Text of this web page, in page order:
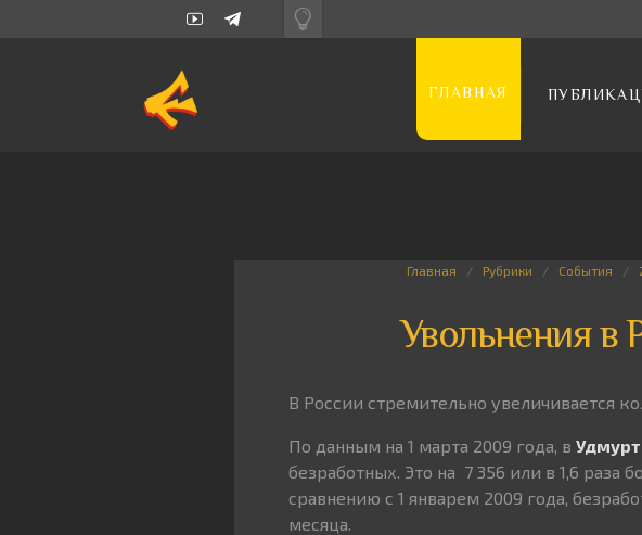
ГЛАВНАЯ
Главная Рубрики События
Увольнения в
В России стремительно увеличивается
По данным на 1 марта 2009 года, в
безработных. Это на 7 356 или в 1,6 раза
сравнению с 1 январем 2009 года,
месяца.